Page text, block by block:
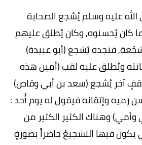
عليه وسلم يُشجع الصحابة
كان يُحسنوه, وكان يُطلق عليهم
فنجده يُشجع (أبو عبيدة)
ويُطلق عليه لقب (أمين هذه
آخر يُشجع (سعد بن أبي وقاص)
رميه وإتقانه فيقول له يوم أُحد :
وأمي) وهناك الكثير الكثير من
يكون فيها التشجيعُ حاضراً بصورةٍ